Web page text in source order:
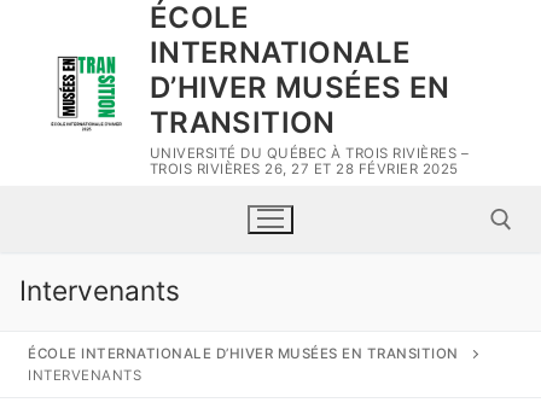
ÉCOLE
INTERNATIONALE
D’HIVER MUSÉES EN
TRANSITION
UNIVERSITÉ DU QUÉBEC À TROIS RIVIÈRES –
TROIS RIVIÈRES 26, 27 ET 28 FÉVRIER 2025
Intervenants
ÉCOLE INTERNATIONALE D’HIVER MUSÉES EN TRANSITION
INTERVENANTS